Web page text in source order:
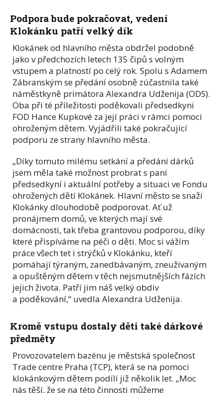
Podpora bude pokračovat, vedení
Klokánku patří velký dík
Klokánek od hlavního města obdržel podobně
jako v předchozích letech 135 čipů s volným
vstupem a platností po celý rok. Spolu s Adamem
Zábranským se předání osobně zúčastnila také
náměstkyně primátora Alexandra Udženija (ODS).
Oba při té příležitosti poděkovali předsedkyni
FOD Hance Kupkové za její práci v rámci pomoci
ohroženým dětem. Vyjádřili také pokračující
podporu ze strany hlavního města.
„Díky tomuto milému setkání a předání dárků
jsem měla také možnost probrat s paní
předsedkyní i aktuální potřeby a situaci ve Fondu
ohrožených dětí Klokánek. Hlavní město se snaží
Klokánky dlouhodobě podporovat. Ať už
pronájmem domů, ve kterých mají své
domácnosti, tak třeba grantovou podporou, díky
které přispíváme na péči o děti. Moc si vážím
práce všech tet i strýčků v Klokánku, kteří
pomáhají týraným, zanedbávaným, zneužívaným
a opuštěným dětem v těch nejsmutnějších fázích
jejich života. Patří jim náš velký obdiv
a poděkování,“ uvedla Alexandra Udženija.
Kromě vstupu dostaly děti také dárkové
předměty
Provozovatelem bazénu je městská společnost
Trade centre Praha (TCP), která se na pomoci
klokánkovým dětem podílí již několik let. „Moc
nás těší, že se na této činnosti můžeme